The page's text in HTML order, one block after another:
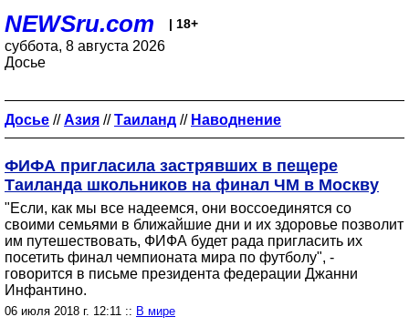
NEWSru.com | 18+
суббота, 8 августа 2026
Досье
Досье //Азия //Таиланд // Наводнение
ФИФА пригласила застрявших в пещере
Таиланда школьников на финал ЧМ в Москву
"Если, как мы все надеемся, они воссоединятся со
своими семьями в ближайшие дни и их здоровье позволит
им путешествовать, ФИФА будет рада пригласить их
посетить финал чемпионата мира по футболу", -
говорится в письме президента федерации Джанни
Инфантино.
06 июля 2018 г. 12:11 :: В мире